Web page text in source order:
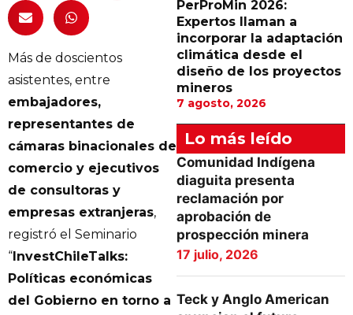
Más de doscientos
asistentes, entre
embajadores,
representantes de
cámaras binacionales de
comercio y ejecutivos
de consultoras y
empresas extranjeras,
registró el Seminario
“InvestChileTalks:
Políticas económicas
del Gobierno en torno a
PerProMin 2026:
Expertos llaman a
incorporar la adaptación
climática desde el
diseño de los proyectos
mineros
7 agosto, 2026
Lo más leído
Comunidad Indígena
diaguita presenta
reclamación por
aprobación de
prospección minera
17 julio, 2026
Teck y Anglo American